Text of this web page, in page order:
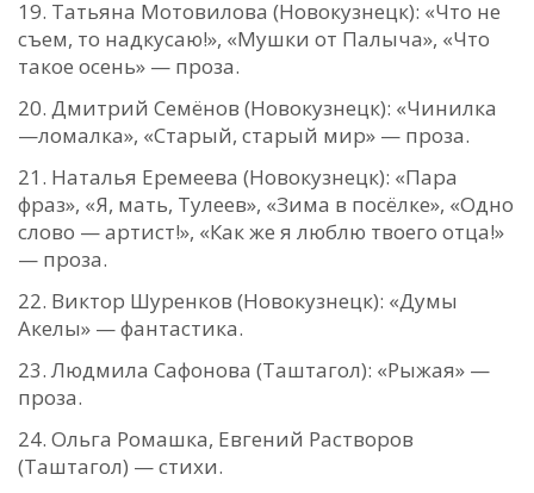
Татьяна Мотовилова (Новокузнецк): «Что не
съем, то надкусаю!», «Мушки от Палыча», «Что
такое осень» — проза.
Дмитрий Семёнов (Новокузнецк): «Чинилка
—ломалка», «Старый, старый мир» — проза.
Наталья Еремеева (Новокузнецк): «Пара
фраз», «Я, мать, Тулеев», «Зима в посёлке», «Одно
слово — артист!», «Как же я люблю твоего отца!»
— проза.
Виктор Шуренков (Новокузнецк): «Думы
Акелы» — фантастика.
Людмила Сафонова (Таштагол): «Рыжая» —
проза.
Ольга Ромашка, Евгений Растворов
(Таштагол) — стихи.